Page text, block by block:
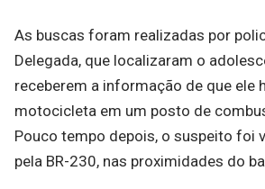
As buscas foram realizadas por
Delegada, que localizaram o
receberem a informação de que ele
motocicleta em um posto de
Pouco tempo depois, o suspeito foi
pela BR-230, nas proximidades do